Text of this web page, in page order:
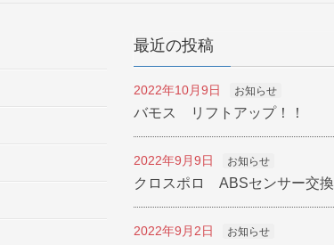
最近の投稿
2022年10月9日 お知らせ
バモス リフトアップ！！
2022年9月9日 お知らせ
クロスポロ ABSセンサー交換
2022年9月2日 お知らせ